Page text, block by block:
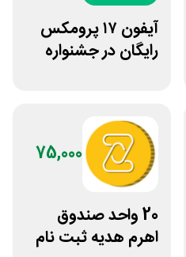
آیفون ۱۷ پرومکس
رایگان در جشنواره
75,000
20 واحد صندوق
اهرم هدیه ثبت نام